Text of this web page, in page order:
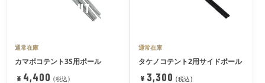
通常在庫
カマボコテント3S用ポール
¥ 4,400 税込
SOLDOUT
通常在庫
タケノコテント2用サイドポール
¥ 3,300 税込